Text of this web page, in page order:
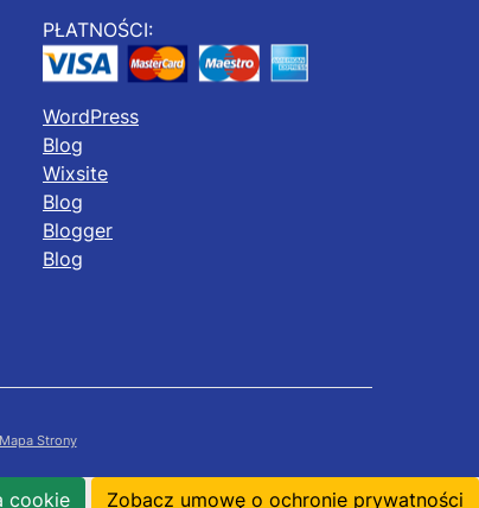
PŁATNOŚCI:
WordPress
Blog
Wixsite
Blog
Blogger
Blog
Mapa Strony
cookie Zobacz umowę o ochronie prywatności